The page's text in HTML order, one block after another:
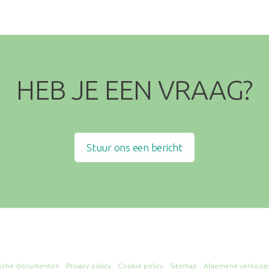
HEB JE EEN VRAAG?
Stuur ons een bericht
documenten Privacy policy Cookie policy Sitemap Algemene